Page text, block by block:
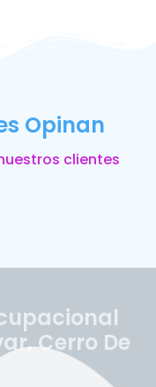
Opinan
clientes
Cerro De